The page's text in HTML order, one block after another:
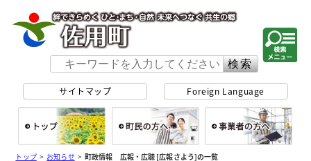
サイトマップ Foreign Language
総合トップ 町民の方へ
トップ> お知らせ>町政情報 広報・広聴 [広報さよう]の一覧